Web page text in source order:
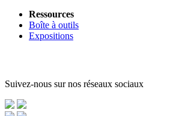
Ressources
Boîte à outils
Expositions
Suivez-nous sur nos réseaux sociaux